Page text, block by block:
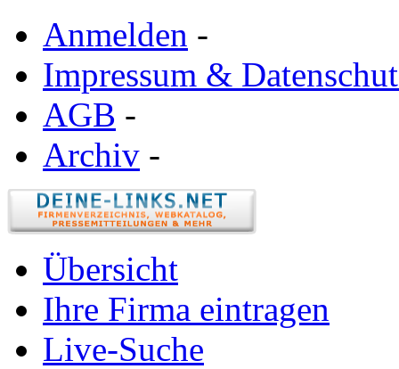
Anmelden -
Impressum &
AGB -
Archiv -
Übersicht
Ihre Firma eintragen
Live-Suche